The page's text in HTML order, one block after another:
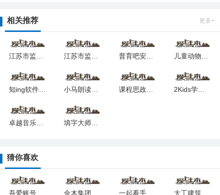
相关推荐 更多+
江苏市监注册登记app 江苏市监注册登记申请营业执照app下载 普育吧安卓版 儿童动物总动员软件最新下载2025版
知ing软件最新版下载 小马朗读安卓2025下载安装 2Kids学汉字软件安卓版下载最新版
卓越音乐老师端下载2025 填字大师安卓版下载安装
猜你喜欢
吾爱账号共享 一起看手机版 大工建筑工程技术软件下载安装2025版本